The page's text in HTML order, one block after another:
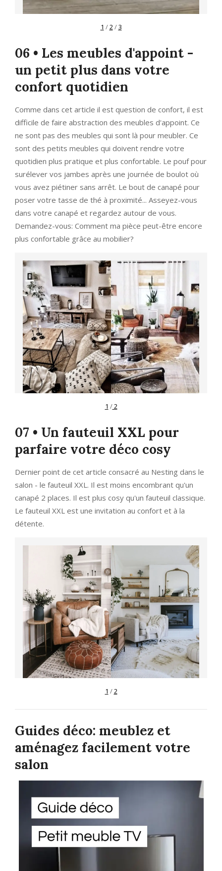
1 /2/3
06 • Les meubles d'appoint -
un petit plus dans votre
confort quotidien
Comme dans cet article il est question de confort, il est
difficile de faire abstraction des meubles d'appoint. Ce
ne sont pas des meubles qui sont là pour meubler. Ce
sont des petits meubles qui doivent rendre votre
quotidien plus pratique et plus confortable. Le pouf pour
surélever vos jambes après une journée de boulot où
vous avez piétiner sans arrêt. Le bout de canapé pour
poser votre tasse de thé à proximité... Asseyez-vous
dans votre canapé et regardez autour de vous.
Demandez-vous: Comment ma pièce peut-être encore
plus confortable grâce au mobilier?
1 /2
07 • Un fauteuil XXL pour
parfaire votre déco cosy
Dernier point de cet article consacré au Nesting dans le
salon - le fauteuil XXL. Il est moins encombrant qu'un
canapé 2 places. Il est plus cosy qu'un fauteuil classique.
Le fauteuil XXL est une invitation au confort et à la
détente.
1 /2
Guides déco: meublez et
aménagez facilement votre
salon